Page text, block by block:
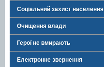
Соціальний захист населення
Очищення влади
Герої не вмирають
Електронне звернення